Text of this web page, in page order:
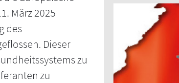
März 2025
des
Dieser
zu
zu